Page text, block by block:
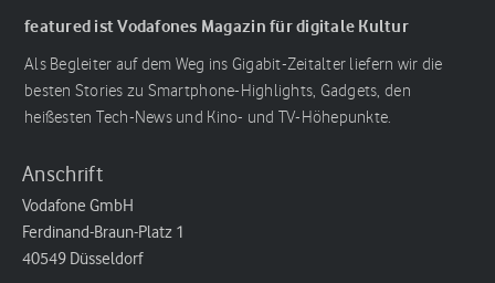
featured ist Vodafones Magazin für digitale Kultur
Als Begleiter auf dem Weg ins Gigabit-Zeitalter liefern wir die
besten Stories zu Smartphone-Highlights, Gadgets, den
heißesten Tech-News und Kino- und TV-Höhepunkte.
Anschrift
Vodafone GmbH
Ferdinand-Braun-Platz 1
40549 Düsseldorf